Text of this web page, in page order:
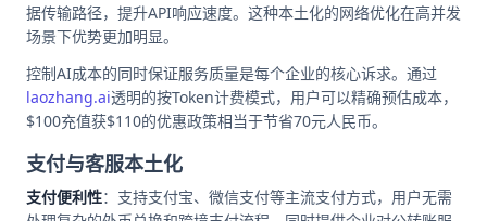
据传输路径，提升API响应速度。这种本土化的网络优化在高并发
场景下优势更加明显。
控制AI成本的同时保证服务质量是每个企业的核心诉求。通过
laozhang.ai透明的按Token计费模式，用户可以精确预估成本，
$100充值获$110的优惠政策相当于节省70元人民币。
支付与客服本土化
支付便利性：支持支付宝、微信支付等主流支付方式，用户无需